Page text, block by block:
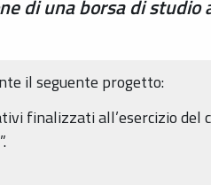
di una borsa di studio
il seguente progetto:
finalizzati all’esercizio del